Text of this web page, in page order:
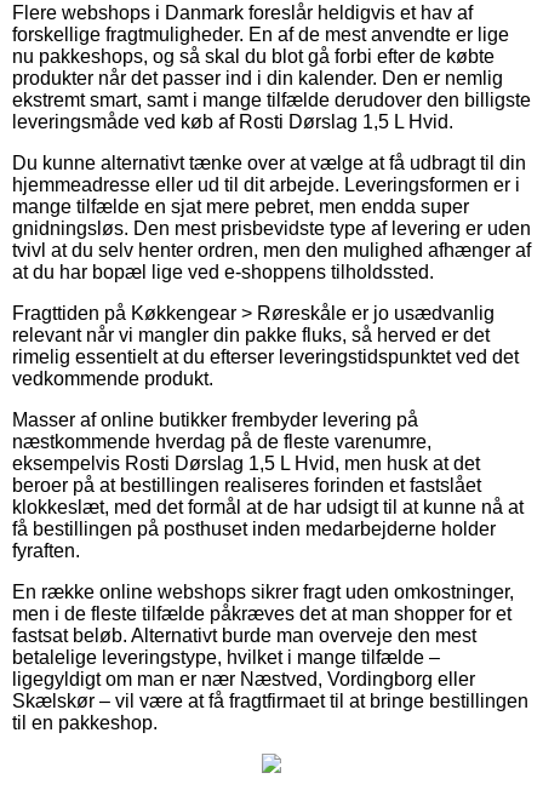
Flere webshops i Danmark foreslår heldigvis et hav af
forskellige fragtmuligheder. En af de mest anvendte er lige
nu pakkeshops, og så skal du blot gå forbi efter de købte
produkter når det passer ind i din kalender. Den er nemlig
ekstremt smart, samt i mange tilfælde derudover den billigste
leveringsmåde ved køb af Rosti Dørslag 1,5 L Hvid.
Du kunne alternativt tænke over at vælge at få udbragt til din
hjemmeadresse eller ud til dit arbejde. Leveringsformen er i
mange tilfælde en sjat mere pebret, men endda super
gnidningsløs. Den mest prisbevidste type af levering er uden
tvivl at du selv henter ordren, men den mulighed afhænger af
at du har bopæl lige ved e-shoppens tilholdssted.
Fragttiden på Køkkengear > Røreskåle er jo usædvanlig
relevant når vi mangler din pakke fluks, så herved er det
rimelig essentielt at du efterser leveringstidspunktet ved det
vedkommende produkt.
Masser af online butikker frembyder levering på
næstkommende hverdag på de fleste varenumre,
eksempelvis Rosti Dørslag 1,5 L Hvid, men husk at det
beroer på at bestillingen realiseres forinden et fastslået
klokkeslæt, med det formål at de har udsigt til at kunne nå at
få bestillingen på posthuset inden medarbejderne holder
fyraften.
En række online webshops sikrer fragt uden omkostninger,
men i de fleste tilfælde påkræves det at man shopper for et
fastsat beløb. Alternativt burde man overveje den mest
betalelige leveringstype, hvilket i mange tilfælde –
ligegyldigt om man er nær Næstved, Vordingborg eller
Skælskør – vil være at få fragtfirmaet til at bringe bestillingen
til en pakkeshop.